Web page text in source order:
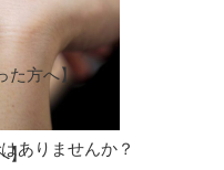
た方へ】
】